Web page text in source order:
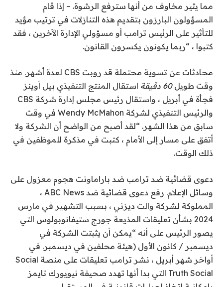
مما يثير مخاوف من أنها سترفع الرشوة. – إذا قام
المسؤولون البارزون بتقديم هذه التنازلات في ترتيب مؤيد
للتأثير على الرئيس ترامب أو مسؤولي الإدارة الآخرين ، فقد
كتبوا ، “ربما يكونون يكسرون القانون.
محادثات عن تسوية محتملة قد روبت CBS لعدة أشهر. منذ
وقت طويل60 دقيقة
استقال المنتج التنفيذي بيل أوينز
فجأة في أبريل ، واستقال رئيس مجلس إدارة شركة CBS
والرئيس التنفيذي لشركة Wendy McMahon في وقت
سابق من هذا الشهر. “لقد أصبح من الواضح أن الشركة ولا
أتفق على مسار إلى الأمام ، كتبت في مذكرة للموظفين في
ذلك الوقت.
دعوى قضائية ضد ترامب ضد باراماونت هجوم معزول على
وسائل الإعلام. رفع دعوى قضائية ضد ABC News ،
المملوكة لشركة والت ديزني ، بسبب التشهير في مارس
2024 بشأن تعليقات المذيعة جورج ستيفانوبولوس التي
يصور الرئيس على أنه “يمكن أن يثبتت الشركة في
ديسمبر / كانون الأول (هيئة محلفين في ديسمبر. في
أواخر شهر أبريل ، نشر ترامب تعليقات على منصة Social
Truth Social التي بدا أنها تهدد صحيفة نيويورك تايمز